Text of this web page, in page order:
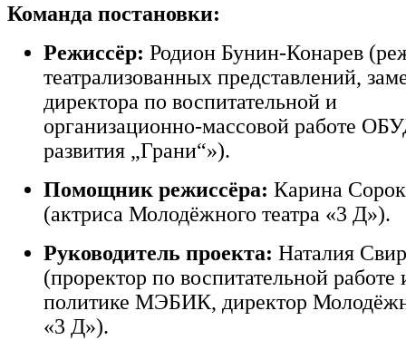
Команда постановки:
Режиссёр: Родион Бунин‑Конарев
театрализованных представлений,
директора по воспитательной и
организационно‑массовой работе
развития „Грани“»).
Помощник режиссёра: Карина
(актриса Молодёжного театра «3 Д»).
Руководитель проекта: Наталия
(проректор по воспитательной работе
политике МЭБИК, директор
«3 Д»).